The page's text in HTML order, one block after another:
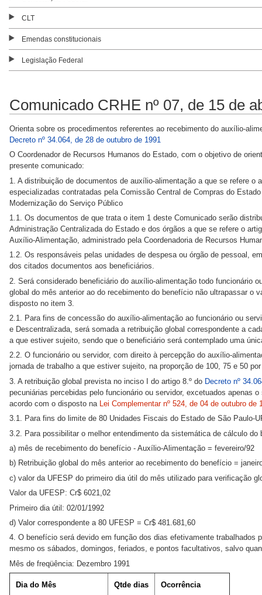
CLT
Emendas constitucionais
Legislação Federal
Comunicado CRHE nº 07, de 15 de
Orienta sobre os procedimentos referentes ao recebimento do auxílio-
Decreto nº 34.064, de 28 de outubro de 1991
O Coordenador de Recursos Humanos do Estado, com o objetivo de
presente comunicado:
1. A distribuição de documentos de auxílio-alimentação a que se refere o
especializadas contratadas pela Comissão Central de Compras do
Modernização do Serviço Público
1.1. Os documentos de que trata o item 1 deste Comunicado serão
Administração Centralizada do Estado e dos órgãos a que se refere o
Auxílio-Alimentação, administrado pela Coordenadoria de Recursos
1.2. Os responsáveis pelas unidades de despesa ou órgão de pessoal,
dos citados documentos aos beneficiários.
2. Será considerado beneficiário do auxílio-alimentação todo funcionário
global do mês anterior ao do recebimento do benefício não ultrapassar o
disposto no item 3.
2.1. Para fins de concessão do auxílio-alimentação ao funcionário ou
e Descentralizada, será somada a retribuição global correspondente a
a que estiver sujeito, sendo que o beneficiário será contemplado uma
2.2. O funcionário ou servidor, com direito à percepção do auxílio-
jornada de trabalho a que estiver sujeito, na proporção de 100, 75 e 50
3. A retribuição global prevista no inciso I do artigo 8.º do Decreto nº
pecuniárias percebidas pelo funcionário ou servidor, excetuados apenas
acordo com o disposto na
Lei Complementar nº 524, de 04 de outubro de
3.1. Para fins do limite de 80 Unidades Fiscais do Estado de São Paulo-
3.2. Para possibilitar o melhor entendimento da sistemática de cálculo
a) mês de recebimento do benefício - Auxílio-Alimentação = fevereiro/92
b) Retribuição global do mês anterior ao recebimento do benefício =
c) valor da UFESP do primeiro dia útil do mês utilizado para verificação
Valor da UFESP: Cr$ 6021,02
Primeiro dia útil: 02/01/1992
d) Valor correspondente a 80 UFESP = Cr$ 481.681,60
4. O benefício será devido em função dos dias efetivamente trabalhados
mesmo os sábados, domingos, feriados, e pontos facultativos, salvo
Mês de freqüência: Dezembro 1991
Dia do Mês Qtde dias Ocorrência